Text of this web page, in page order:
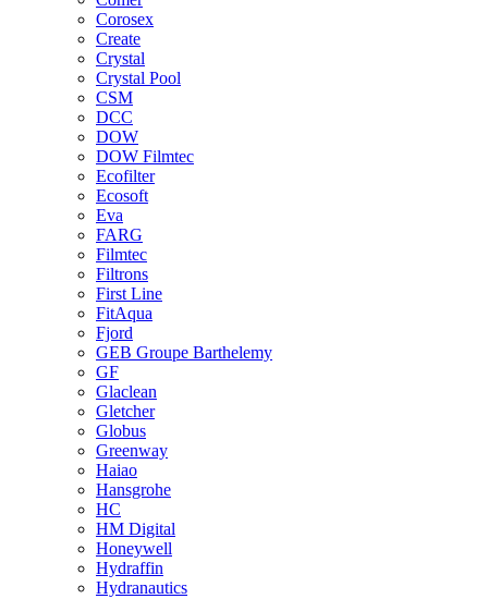
Corosex
Create
Crystal
Crystal Pool
CSM
DCC
DOW
DOW Filmtec
Ecofilter
Ecosoft
Eva
FARG
Filmtec
Filtrons
First Line
FitAqua
Fjord
GEB Groupe Barthelemy
GF
Glaclean
Gletcher
Globus
Greenway
Haiao
Hansgrohe
HC
HM Digital
Honeywell
Hydraffin
Hydranautics